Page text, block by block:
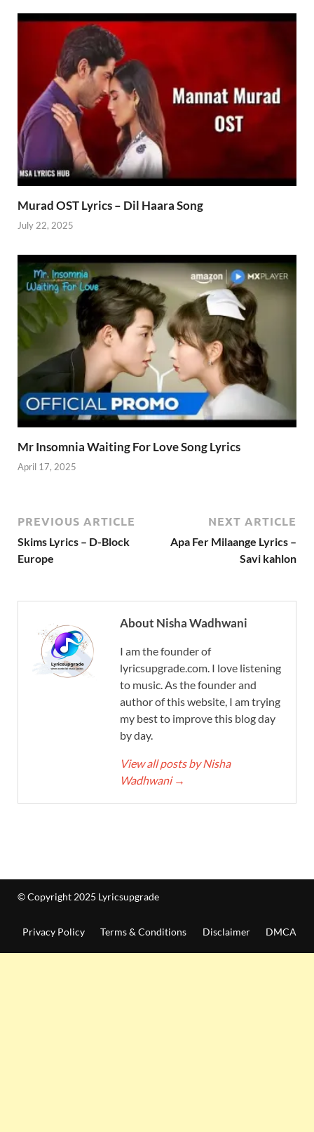
Murad OST Lyrics – Dil Haara Song
July 22, 2025
Mr Insomnia Waiting For Love Song Lyrics
April 17, 2025
PREVIOUS ARTICLE
Skims Lyrics – D-Block
Europe
NEXT ARTICLE
Apa Fer Milaange Lyrics –
Savi kahlon
About Nisha Wadhwani
I am the founder of
lyricsupgrade.com. I love listening
to music. As the founder and
author of this website, I am trying
my best to improve this blog day
by day.
View all posts by Nisha
Wadhwani →
© Copyright 2025 Lyricsupgrade
Privacy Policy Terms & Conditions Disclaimer DMCA